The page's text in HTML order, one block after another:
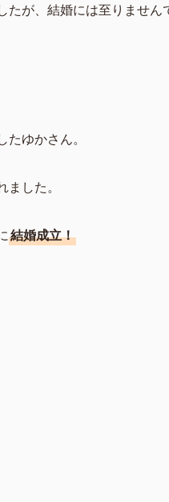
が、結婚には至りません
ゆかさん。
した。
結婚成立！